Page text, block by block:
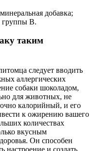
добавка;
группы В.
таким
следует вводить
аллергических
собаки шоколадом,
для животных, не
калорийный, и его
к ожирению вашего
количествах
вкусным
Он способен